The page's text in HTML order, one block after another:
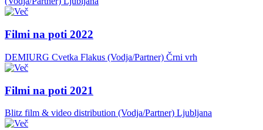
Filmi na poti 2022
DEMIURG Cvetka Flakus (Vodja/Partner) Črni vrh
Filmi na poti 2021
Blitz film & video distribution (Vodja/Partner) Ljubljana